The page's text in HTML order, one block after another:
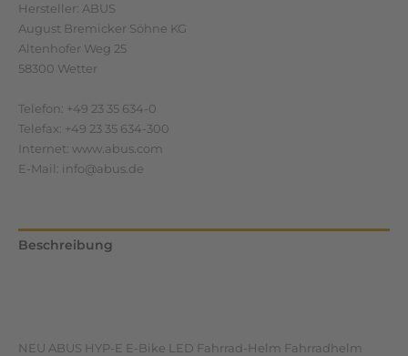
Hersteller: ABUS
August Bremicker Söhne KG
Altenhofer Weg 25
58300 Wetter
Telefon: +49 23 35 634-0
Telefax: +49 23 35 634-300
Internet: www.abus.com
E-Mail: info@abus.de
Beschreibung
NEU ABUS HYP-E E-Bike LED Fahrrad-Helm Fahrradhelm